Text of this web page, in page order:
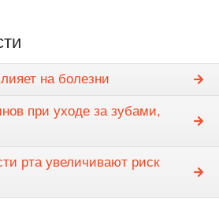
на болезни
при уходе за зубами,
рта увеличивают риск